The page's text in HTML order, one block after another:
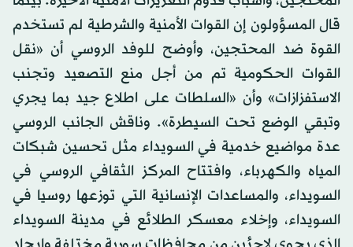
قال المسؤولون إن القوات الأمنية والشرطية لم تستخدم
القوة ضد المحتجين، وأوضح للوفد الروسي أن «نقل
القوات الحكومية تم من أجل منع التصعيد وتجنب
الاستفزازات» وأن «السلطات على اطلاع جيد بما يجري
وتبقي الوضع تحت السيطرة». وناقش الجانب الروسي
عدة مواضيع خدمية في السويداء مثل تحسين شبكات
المياه والكهرباء، وافتتاح المركز الثقافي الروسي في
السويداء، والمساعدات الإنسانية التي توزعها روسيا في
السويداء، وإخلاء معسكر الطلائع في مدينة السويداء